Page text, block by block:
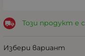
Този продукт е с
Избери вариант